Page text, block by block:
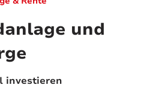
und
investieren